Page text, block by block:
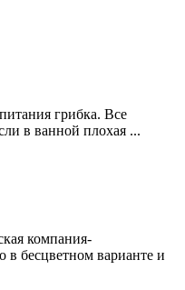
грибка. Все
в ванной плохая ...
компания-
в бесцветном варианте и